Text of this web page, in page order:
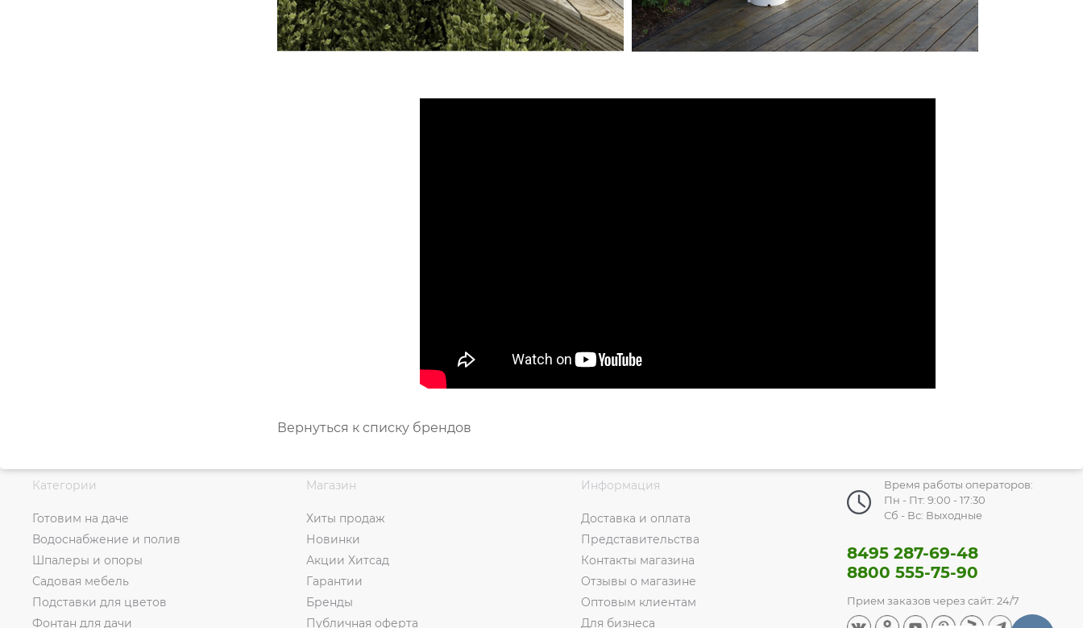
Вернуться к списку брендов
Категории
Готовим на даче
Водоснабжение и полив
Шпалеры и опоры
Садовая мебель
Подставки для цветов
Фонтан для дачи
Магазин
Хиты продаж
Новинки
Акции Хитсад
Гарантии
Бренды
Публичная оферта
Информация
Доставка и оплата
Представительства
Контакты магазина
Отзывы о магазине
Оптовым клиентам
Для бизнеса
Время работы операторов:
Пн - Пт: 9:00 - 17:30
Сб - Вс: Выходные
8495 287-69-48
8800 555-75-90
Прием заказов через сайт: 24/7